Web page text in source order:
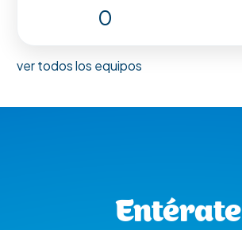
0
ver todos los equipos
Entérate